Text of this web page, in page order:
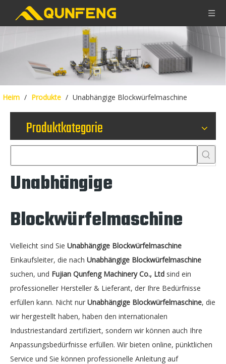
Heim / Produkte / Unabhängige Blockwürfelmaschine
Produktkategorie
Unabhängige
Blockwürfelmaschine
Vielleicht sind Sie Unabhängige Blockwürfelmaschine
Einkaufsleiter, die nach Unabhängige Blockwürfelmaschine
suchen, und Fujian Qunfeng Machinery Co., Ltd sind ein
professioneller Hersteller & Lieferant, der Ihre Bedürfnisse
erfüllen kann. Nicht nur Unabhängige Blockwürfelmaschine, die
wir hergestellt haben, haben den internationalen
Industriestandard zertifiziert, sondern wir können auch Ihre
Anpassungsbedürfnisse erfüllen. Wir bieten online, pünktlichen
Service und Sie können professionelle Anleitung auf